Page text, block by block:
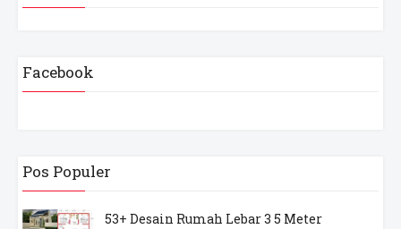
Facebook
Pos Populer
53+ Desain Rumah Lebar 3 5 Meter